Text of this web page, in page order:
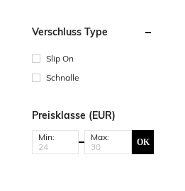
Verschluss Type
Slip On
Schnalle
Preisklasse (EUR)
Min: Max: OK